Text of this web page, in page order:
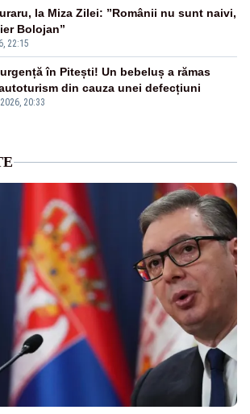
22:15
la Miza Zilei: ”Românii nu sunt naivi,
Bolojan”
20:33
în Pitești! Un bebeluș a rămas
din cauza unei defecțiuni